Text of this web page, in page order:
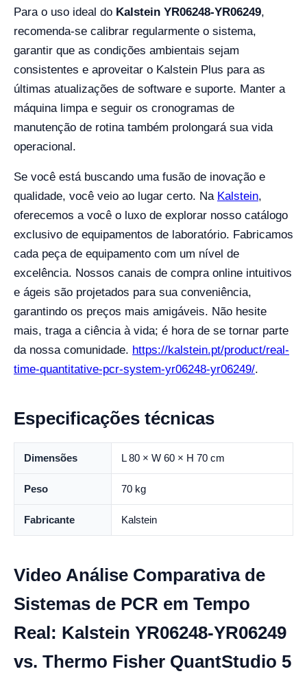
Para o uso ideal do Kalstein YR06248-YR06249,
recomenda-se calibrar regularmente o sistema,
garantir que as condições ambientais sejam
consistentes e aproveitar o Kalstein Plus para as
últimas atualizações de software e suporte. Manter a
máquina limpa e seguir os cronogramas de
manutenção de rotina também prolongará sua vida
operacional.
Se você está buscando uma fusão de inovação e
qualidade, você veio ao lugar certo. Na Kalstein,
oferecemos a você o luxo de explorar nosso catálogo
exclusivo de equipamentos de laboratório. Fabricamos
cada peça de equipamento com um nível de
excelência. Nossos canais de compra online intuitivos
e ágeis são projetados para sua conveniência,
garantindo os preços mais amigáveis. Não hesite
mais, traga a ciência à vida; é hora de se tornar parte
da nossa comunidade. https://kalstein.pt/product/real-
time-quantitative-pcr-system-yr06248-yr06249/.
Especificações técnicas
Dimensões L 80 × W 60 × H 70 cm
Peso 70 kg
Fabricante Kalstein
Video Análise Comparativa de
Sistemas de PCR em Tempo
Real: Kalstein YR06248-YR06249
vs. Thermo Fisher QuantStudio 5